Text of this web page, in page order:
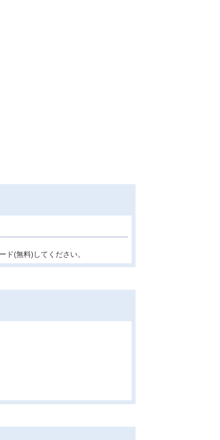
ド(無料)してください。